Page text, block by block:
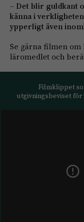
– Det blir guldkant
känna i
ypperligt även
Se gärna filmen om
läromedlet och
Filmklippet
utgivningsbeviset